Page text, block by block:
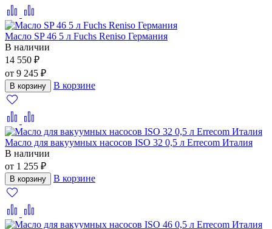
Масло SP 46 5 л Fuchs Reniso Германия
В наличии
14 550 ₽
от 9 245 ₽
В корзину В корзине
Масло для вакуумных насосов ISO 32 0,5 л Errecom Италия
В наличии
от 1 255 ₽
В корзину В корзине